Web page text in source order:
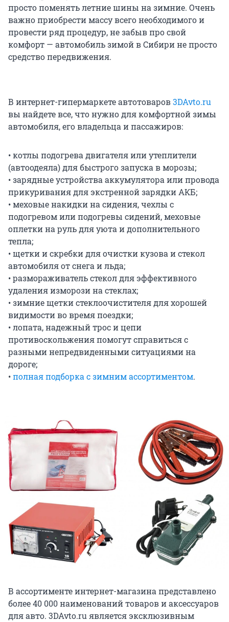
просто поменять летние шины на зимние. Очень
важно приобрести массу всего необходимого и
провести ряд процедур, не забыв про свой
комфорт — автомобиль зимой в Сибири не просто
средство передвижения.
В интернет-гипермаркете автотоваров3DAvto.ru
вы найдете все, что нужно для комфортной зимы
автомобиля, его владельца и пассажиров:
• котлы подогрева двигателя или утеплители
(автоодеяла) для быстрого запуска в морозы;
• зарядные устройства аккумулятора или провода
прикуривания для экстренной зарядки АКБ;
• меховые накидки на сидения, чехлы с
подогревом или подогревы сидений, меховые
оплетки на руль для уюта и дополнительного
тепла;
• щетки и скребки для очистки кузова и стекол
автомобиля от снега и льда;
• размораживатель стекол для эффективного
удаления изморози на стеклах;
• зимние щетки стеклоочистителя для хорошей
видимости во время поездки;
• лопата, надежный трос и цепи
противоскольжения помогут справиться с
разными непредвиденными ситуациями на
дороге;
•полная подборка с зимним ассортиментом.
В ассортименте интернет-магазина представлено
более 40 000 наименований товаров и аксессуаров
для авто. 3DAvto.ru является эксклюзивным